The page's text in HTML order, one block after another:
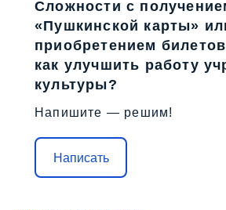
Сложности с
«Пушкинской карты»
приобретением
как улучшить работу
культуры?
Напишите — решим!
Написать